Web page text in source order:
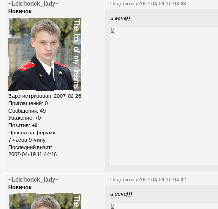
Поделиться2007-04-09 10:03:08
~Lelchonok_lady~
Новичок
Зарегистрирован: 2007-02-26
Приглашений: 0
Сообщений: 49
Уважение: +0
Позитив: +0
Провел на форуме:
7 часов 9 минут
Последний визит:
2007-04-19 11:44:16
и есчё))
0
Поделиться2007-04-09 10:04:02
~Lelchonok_lady~
Новичок
и есчё)))
0